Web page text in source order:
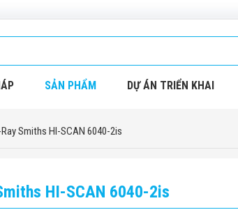
SẢN PHẨM DỰ ÁN TRIỂN KHAI
Smiths HI-SCAN 6040-2is
HI-SCAN 6040-2is